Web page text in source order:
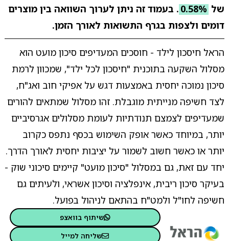
של 0.58% . בעמוד זה ניתן לערוך השוואה בין מוצרים
דומים ולצפות בגרף התשואות לאורך הזמן.
הראל חיסכון לילד - חוסכים המעדיפים סיכון מועט הוא
מסלול השקעה בתוכנית "חיסכון לכל ילד", שמכוון לרמת
סיכון נמוכה יחסית באמצעות דגש על אפיקי חוב ואג"ח,
לצד חשיפה מנייתית מוגבלת. זהו מסלול שמתאים להורים
שמעדיפים לצמצם תנודתיות לעומת מסלולים אגרסיביים
יותר, במיוחד כאשר אופק השימוש בכסף נתפס כקרוב
יותר או כאשר חשוב לשמור על יציבות יחסית לאורך הדרך.
יחד עם זאת, גם במסלול "סיכון מועט" קיימים סיכוני שוק -
בעיקר סיכון ריבית, אינפלציה וסיכון אשראי, ולעיתים גם
חשיפה לחו"ל ולמט"ח בהתאם לניהול בפועל.
שיתוף בוואצפ
שליחה למייל